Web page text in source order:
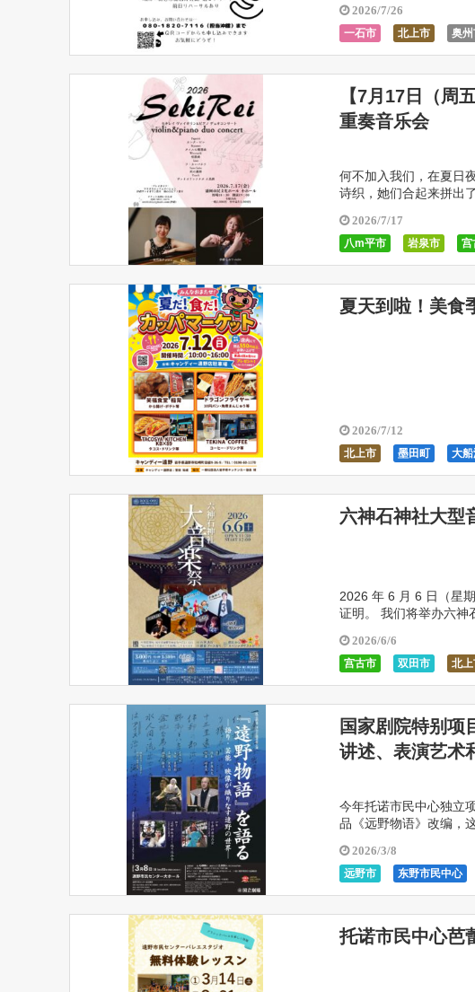
2026/7/26
一石市 北上市 奥
【7月17日（周
重奏音乐会
何不加入我们，在夏日
诗织，她们合起来拼出
2026/7/17
八m平市 岩泉市 宫
新南町
盛冈市 矢
夏天到啦！美食
2026/7/12
北上市 墨田町 大
六神石神社大型
2026 年 6 月 6 日（星
证明。 我们将举办六神
2026/6/6
宫古市 双田市 北
釜石市
国家剧院特别
讲述、表演艺术
今年托诺市民中心独立
品《远野物语》改编，
2026/3/8
远野市 东野市民中心
托诺市民中心芭